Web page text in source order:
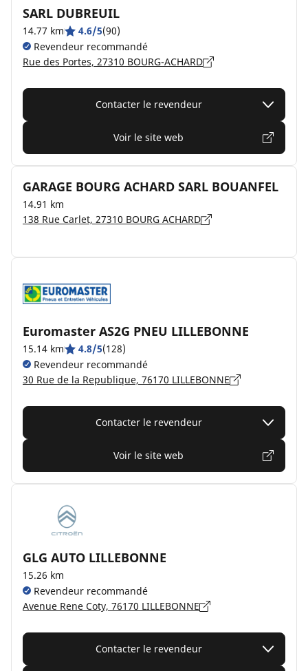
SARL DUBREUIL
14.77 km 4.6/5(90)
Revendeur recommandé
Rue des Portes, 27310 BOURG-ACHARD
Contacter le revendeur
Voir le site web
GARAGE BOURG ACHARD SARL BOUANFEL
14.91 km
138 Rue Carlet, 27310 BOURG ACHARD
Euromaster AS2G PNEU LILLEBONNE
15.14 km 4.8/5(128)
Revendeur recommandé
30 Rue de la Republique, 76170 LILLEBONNE
Contacter le revendeur
Voir le site web
GLG AUTO LILLEBONNE
15.26 km
Revendeur recommandé
Avenue Rene Coty, 76170 LILLEBONNE
Contacter le revendeur